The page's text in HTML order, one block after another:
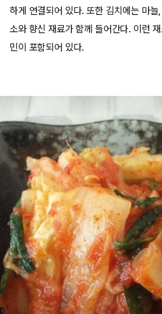
하게 연결되어 있다. 또한 김치에는 마
소와 향신 재료가 함께 들어간다. 이런
민이 포함되어 있다.